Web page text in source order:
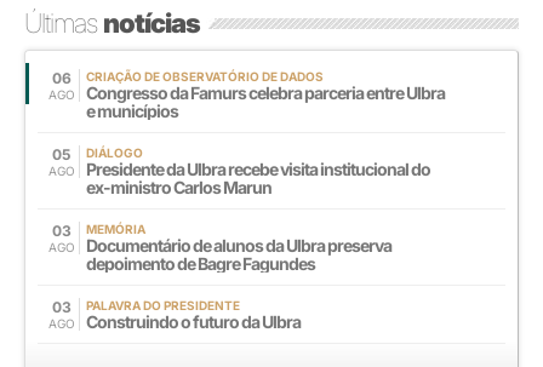
Últimasnotícias
06
AGO
CRIAÇÃO DE OBSERVATÓRIO DE DADOS
Congresso da Famurs celebra parceria entre Ulbra
e municípios
05
AGO
DIÁLOGO
Presidente da Ulbra recebe visita institucional do
ex-ministro Carlos Marun
03
AGO
MEMÓRIA
Documentário de alunos da Ulbra preserva
depoimento de Bagre Fagundes
03
AGO
PALAVRA DO PRESIDENTE
Construindo o futuro da Ulbra